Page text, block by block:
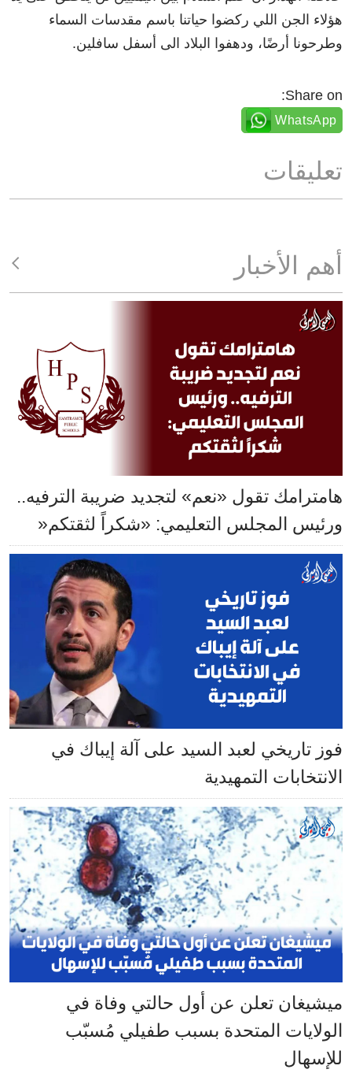
هؤلاء الجن اللي ركضوا حياتنا باسم مقدسات السماء
وطرحونا أرضًا، ودهفوا البلاد الى أسفل سافلين.
Share on:
WhatsApp
تعليقات
أهم الأخبار
هامترامك تقول «نعم» لتجديد ضريبة الترفيه..
ورئيس المجلس التعليمي: «شكراً لثقتكم«
فوز تاريخي لعبد السيد على آلة إيباك في
الانتخابات التمهيدية
ميشيغان تعلن عن أول حالتي وفاة في
الولايات المتحدة بسبب طفيلي مُسبّب
للإسهال